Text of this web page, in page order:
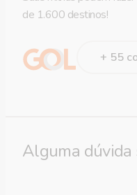
de 1.600 destinos!
+ 55
Alguma dúvida